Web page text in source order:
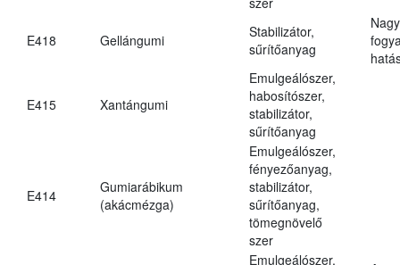
E418 Gellángumi
Stabilizátor,
sűrítőanyag
E415 Xantángumi
Emulgeálószer,
habosítószer,
stabilizátor,
sűrítőanyag
E414
Gumiarábikum
(akácmézga)
Emulgeálószer,
fényezőanyag,
stabilizátor,
sűrítőanyag,
tömegnövelő
szer
Emulgeálószer,